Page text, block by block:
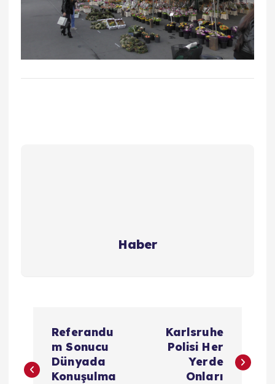
Haber
Referandu
m Sonucu
Dünyada
Konuşulma
Karlsruhe
Polisi Her
Yerde
Onları